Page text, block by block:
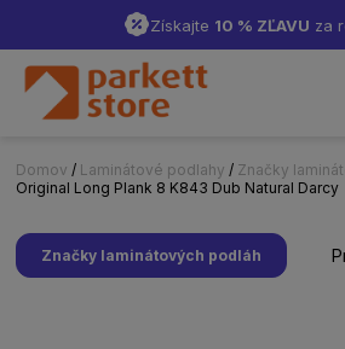
Získajte 10 % ZĽAVU za
Domov / Laminátové podlahy / Značky
Original Long Plank 8 K843 Dub Natural Darcy
Značky laminátových podláh